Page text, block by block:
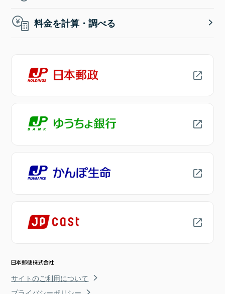
料金を計算・調べる
サイトのご利用について